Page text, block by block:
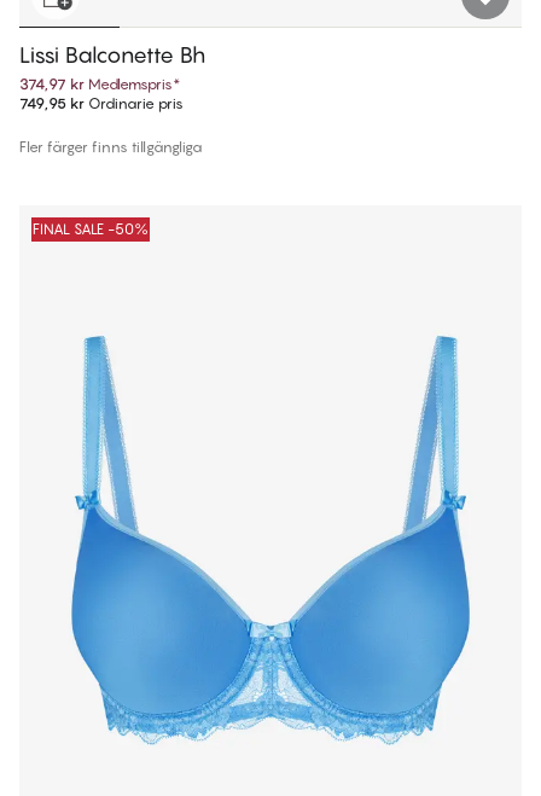
Lissi Balconette Bh
374,97 kr Medlemspris*
749,95 kr Ordinarie pris
Fler färger finns tillgängliga
FINAL SALE -50%